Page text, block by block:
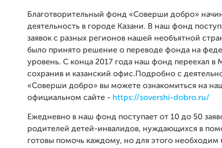
Благотворительный фонд «Соверши добро»
деятельность в городе Казани. В наш фонд
заявок с разных регионов нашей необъятной
было принято решение о переводе фонда на
уровень. С конца 2017 года наш фонд переехал в
сохранив и казанский офис.Подробно с
«Соверши добро» вы можете ознакомиться на
официальном сайте - https://sovershi-dobro.ru/
Ежедневно в наш фонд поступает от 10 до 50
родителей детей-инвалидов, нуждающихся в
готовы помочь каждому, но для этого необходим